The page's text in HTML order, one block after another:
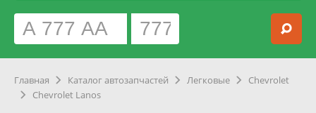
Главная Каталог автозапчастей Легковые
Chevrolet
Chevrolet Lanos